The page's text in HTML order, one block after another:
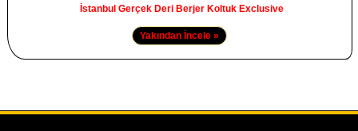
İstanbul Gerçek Deri Berjer Koltuk Exclusive
Yakından İncele »